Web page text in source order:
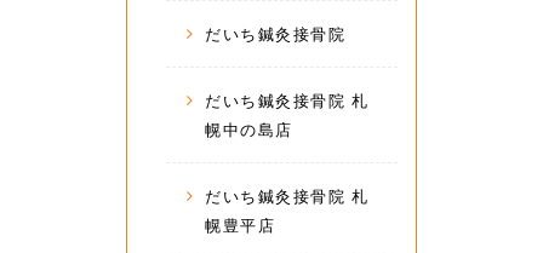
だいち鍼灸接骨院
だいち鍼灸接骨院 札
幌中の島店
だいち鍼灸接骨院 札
幌豊平店